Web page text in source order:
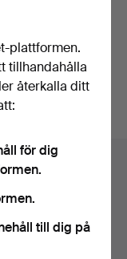
villkoren.
plattformen.
tillhandahålla
återkalla ditt
för dig
till dig på